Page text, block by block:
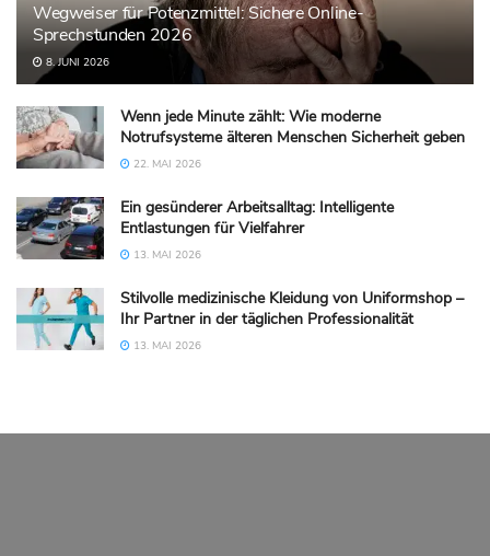
Wegweiser für Potenzmittel: Sichere Online-
Sprechstunden 2026
8. JUNI 2026
Wenn jede Minute zählt: Wie moderne
Notrufsysteme älteren Menschen Sicherheit geben
22. MAI 2026
Ein gesünderer Arbeitsalltag: Intelligente
Entlastungen für Vielfahrer
13. MAI 2026
Stilvolle medizinische Kleidung von Uniformshop –
Ihr Partner in der täglichen Professionalität
13. MAI 2026